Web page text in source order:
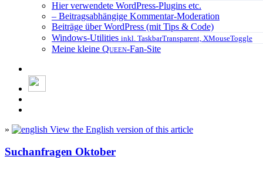
Hier verwendete WordPress-Plugins etc.
– Beitragsabhängige Kommentar-Moderation
Beiträge über WordPress (mit Tips & Code)
Windows-Utilities inkl. TaskbarTransparent, XMouseToggle
Meine kleine Queen-Fan-Site
» View the English version of this article
Suchanfragen Oktober